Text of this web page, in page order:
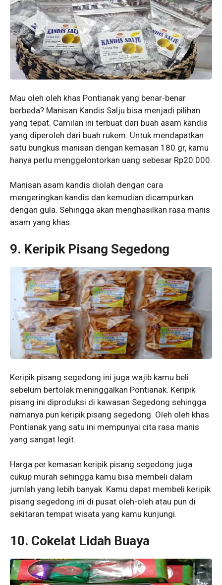
Mau oleh oleh khas Pontianak yang benar-benar
berbeda? Manisan Kandis Salju bisa menjadi pilihan
yang tepat. Camilan ini terbuat dari buah asam kandis
yang diperoleh dari buah rukem. Untuk mendapatkan
satu bungkus manisan dengan kemasan 180 gr, kamu
hanya perlu menggelontorkan uang sebesar Rp20.000.
Manisan asam kandis diolah dengan cara
mengeringkan kandis dan kemudian dicampurkan
dengan gula. Sehingga akan menghasilkan rasa manis
asam yang khas.
9. Keripik Pisang Segedong
Keripik pisang segedong ini juga wajib kamu beli
sebelum bertolak meninggalkan Pontianak. Keripik
pisang ini diproduksi di kawasan Segedong sehingga
namanya pun keripik pisang segedong. Oleh oleh khas
Pontianak yang satu ini mempunyai cita rasa manis
yang sangat legit.
Harga per kemasan keripik pisang segedong juga
cukup murah sehingga kamu bisa membeli dalam
jumlah yang lebih banyak. Kamu dapat membeli keripik
pisang segedong ini di pusat oleh-oleh atau pun di
sekitaran tempat wisata yang kamu kunjungi.
10. Cokelat Lidah Buaya